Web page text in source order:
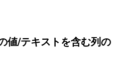
値/テキストを含む列の